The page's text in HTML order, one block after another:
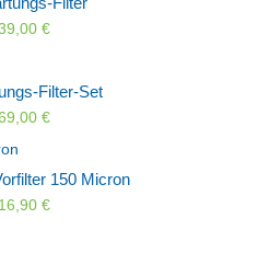
€
Filter-Set
€
150 Micron
16,90 €